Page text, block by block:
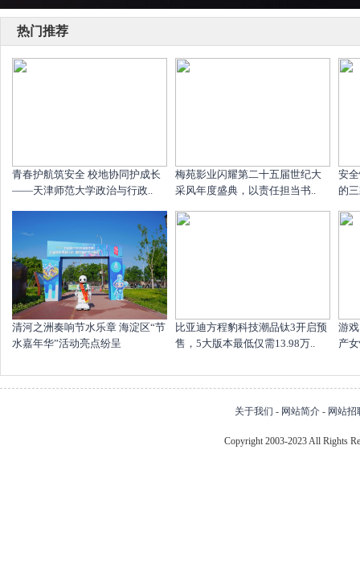
热门推荐
青春护航筑安全 校地协同护成长
——天津师范大学政治与行政..
梅苑影业闪耀第二十五届世纪大
采风年度盛典，以责任担当书..
安
的
清河之洲奏响节水乐章 海淀区“节
水嘉年华”活动亮点纷呈
比亚迪方程豹科技潮品钛3开启预
售，5大版本最低仅需13.98万..
游
产
关于我们 - 网站简介 - 网站招
Copyright 2003-2023 All Rights